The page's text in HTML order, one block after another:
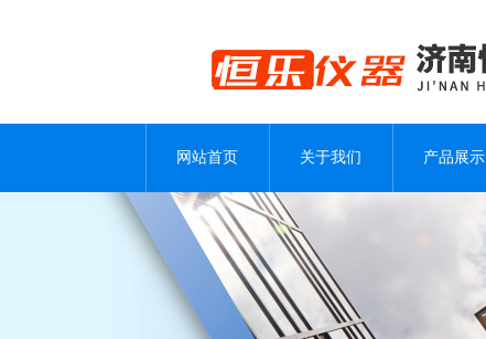
网站首页 关于我们 产品展示